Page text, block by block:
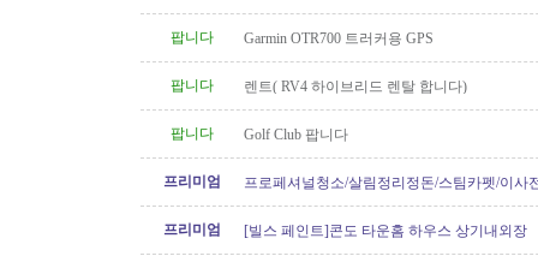
팝니다
Garmin OTR700 트러커용 GPS
팝니다 렌트( RV4 하이브리드 렌탈 합니다)
팝니다 Golf Club 팝니다
프리미엄
프로페셔널청소/살림정리정돈/스팀카펫/이사
프리미엄
[빌스 페인트]콘도 타운홈 하우스 상기내외장